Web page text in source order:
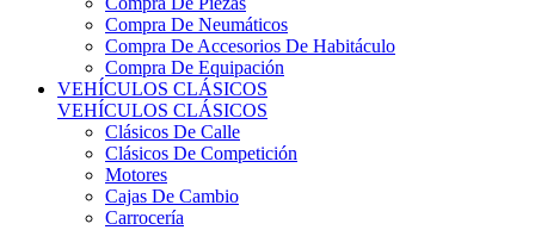
Compra De Neumáticos
Compra De Accesorios De Habitáculo
Compra De Equipación
VEHÍCULOS CLÁSICOS
VEHÍCULOS CLÁSICOS
Clásicos De Calle
Clásicos De Competición
Motores
Cajas De Cambio
Carrocería